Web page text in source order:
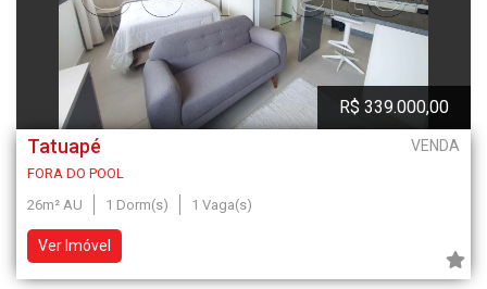
Tatuapé VENDA
R$ 339.000,00
FORA DO POOL
26m² AU
1 Dorm(s) 1 Vaga(s)
Ver Imóvel